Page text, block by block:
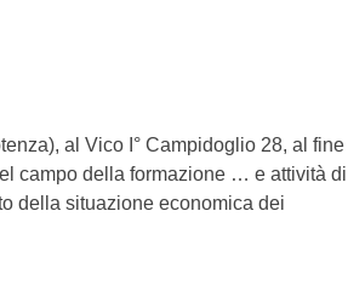
al Vico I° Campidoglio 28, al fine
campo della formazione … e attività di
della situazione economica dei